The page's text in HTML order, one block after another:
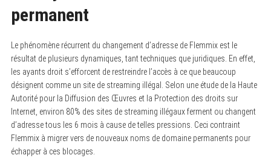
permanent
Le phénomène récurrent du changement d’adresse de Flemmix est le
résultat de plusieurs dynamiques, tant techniques que juridiques. En effet,
les ayants droit s’efforcent de restreindre l’accès à ce que beaucoup
désignent comme un site de streaming illégal. Selon une étude de la Haute
Autorité pour la Diffusion des Œuvres et la Protection des droits sur
Internet, environ 80% des sites de streaming illégaux ferment ou changent
d’adresse tous les 6 mois à cause de telles pressions. Ceci contraint
Flemmix à migrer vers de nouveaux noms de domaine permanents pour
échapper à ces blocages.